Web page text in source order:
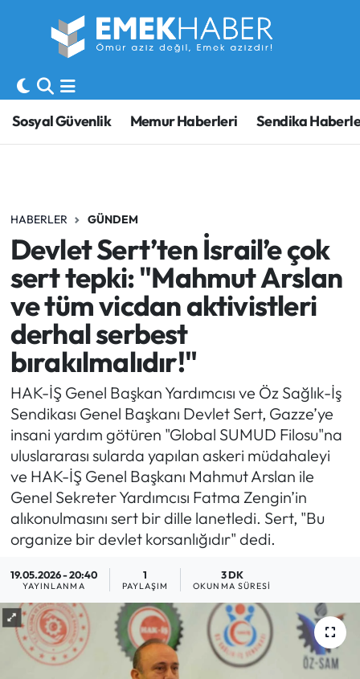
Sosyal Güvenlik Memur Haberleri Sendika
HABERLER GÜNDEM
Devlet Sert’ten İsrail’e çok
sert tepki: "Mahmut Arslan
ve tüm vicdan aktivistleri
derhal serbest
bırakılmalıdır!"
HAK-İŞ Genel Başkan Yardımcısı ve Öz Sağlık-İş
Sendikası Genel Başkanı Devlet Sert, Gazze’ye
insani yardım götüren "Global SUMUD Filosu"na
uluslararası sularda yapılan askeri müdahaleyi
ve HAK-İŞ Genel Başkanı Mahmut Arslan ile
Genel Sekreter Yardımcısı Fatma Zengin’in
alıkonulmasını sert bir dille lanetledi. Sert, "Bu
organize bir devlet korsanlığıdır" dedi.
19.05.2026 - 20:40
YAYINLANMA
1
PAYLAŞIM
3 DK
OKUNMA SÜRESI
Sosyal Güvenlik
Sendika
SORU-CEVAP
Memur
Emekli
İşveren
İş Fırsatları
Yargı Kararları
Araştırma-Rapor
Hava Durumu
Trafik Durumu
Süper Lig Puan Durumu ve Fikstür
Son Dakika Haberleri
Haber Arşivi